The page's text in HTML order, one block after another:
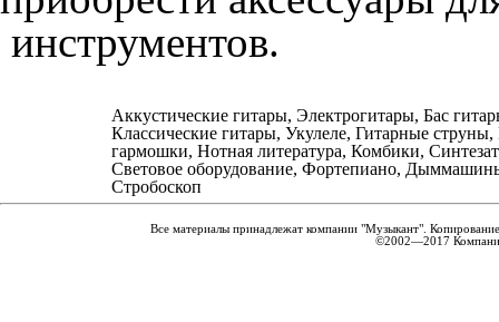
инструментов.
Аккустические гитары, Электрогитары, Бас
Классические гитары, Укулеле, Гитарные
гармошки, Нотная литература, Комбики,
Световое оборудование, Фортепиано,
Стробоскоп
Все материалы принадлежат компании "Музыкант".
©2002—2017